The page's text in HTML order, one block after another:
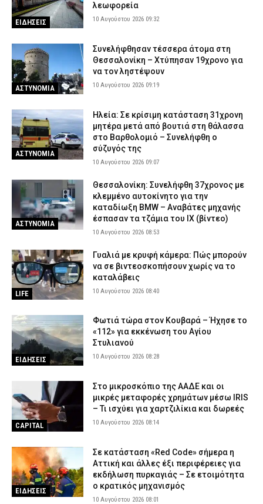
ΕΙΔΗΣΕΙΣ
λεωφορεία
10 Αυγούστου 2026 09:32
ΑΣΤΥΝΟΜΙΑ
Συνελήφθησαν τέσσερα άτομα στη
Θεσσαλονίκη – Χτύπησαν 19χρονο για
να τον ληστέψουν
10 Αυγούστου 2026 09:19
ΑΣΤΥΝΟΜΙΑ
Ηλεία: Σε κρίσιμη κατάσταση 31χρονη
μητέρα μετά από βουτιά στη θάλασσα
στο Βαρθολομιό – Συνελήφθη ο
σύζυγός της
10 Αυγούστου 2026 09:07
ΑΣΤΥΝΟΜΙΑ
Θεσσαλονίκη: Συνελήφθη 37χρονος με
κλεμμένο αυτοκίνητο για την
καταδίωξη BMW – Αναβάτες μηχανής
έσπασαν τα τζάμια του ΙΧ (βίντεο)
10 Αυγούστου 2026 08:53
LIFE
Γυαλιά με κρυφή κάμερα: Πώς μπορούν
να σε βιντεοσκοπήσουν χωρίς να το
καταλάβεις
10 Αυγούστου 2026 08:40
ΕΙΔΗΣΕΙΣ
Φωτιά τώρα στον Κουβαρά – Ήχησε το
«112» για εκκένωση του Αγίου
Στυλιανού
10 Αυγούστου 2026 08:28
CAPITAL
Στο μικροσκόπιο της ΑΑΔΕ και οι
μικρές μεταφορές χρημάτων μέσω IRIS
– Τι ισχύει για χαρτζιλίκια και δωρεές
10 Αυγούστου 2026 08:14
ΕΙΔΗΣΕΙΣ
Σε κατάσταση «Red Code» σήμερα η
Αττική και άλλες έξι περιφέρειες για
εκδήλωση πυρκαγιάς – Σε ετοιμότητα
ο κρατικός μηχανισμός
10 Αυγούστου 2026 08:01